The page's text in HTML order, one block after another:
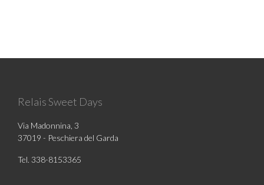
Relais Sweet Days
Via Madonnina, 3
37019 - Peschiera del Garda
Tel. 338-8153365